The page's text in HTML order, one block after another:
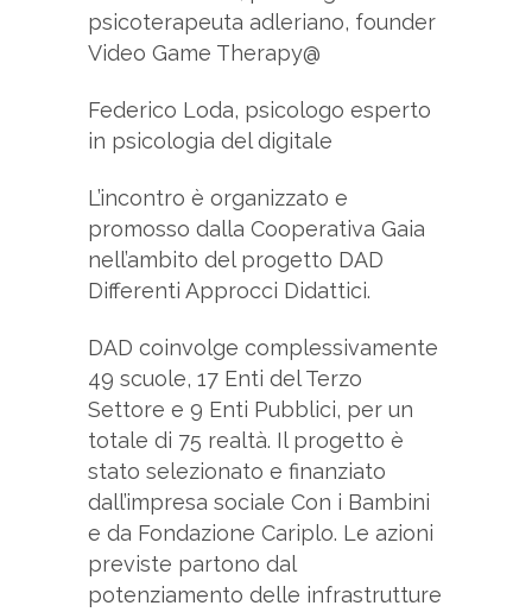
psicoterapeuta adleriano, founder
Video Game Therapy@
Federico Loda, psicologo esperto
in psicologia del digitale
L’incontro è organizzato e
promosso dalla Cooperativa Gaia
nell’ambito del progetto DAD
Differenti Approcci Didattici.
DAD coinvolge complessivamente
49 scuole, 17 Enti del Terzo
Settore e 9 Enti Pubblici, per un
totale di 75 realtà. Il progetto è
stato selezionato e finanziato
dall’impresa sociale Con i Bambini
e da Fondazione Cariplo. Le azioni
previste partono dal
potenziamento delle infrastrutture